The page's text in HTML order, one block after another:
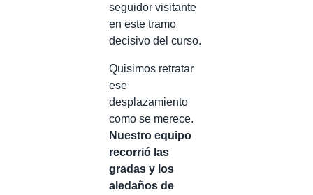
seguidor visitante
en este tramo
decisivo del curso.
Quisimos retratar
ese
desplazamiento
como se merece.
Nuestro equipo
recorrió las
gradas y los
aledaños de